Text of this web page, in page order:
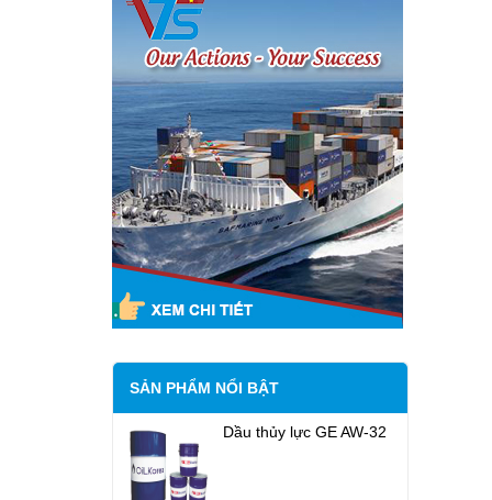
SẢN PHẨM NỔI BẬT
Dầu thủy lực GE AW-32